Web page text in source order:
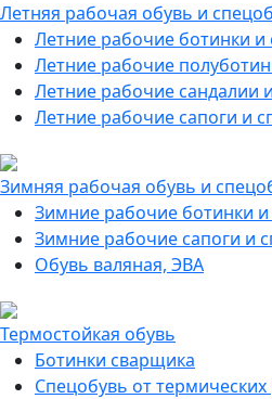
Летняя рабочая обувь и
Летние рабочие ботинки и
Летние рабочие
Летние рабочие сандалии
Летние рабочие сапоги и
Зимняя рабочая обувь и
Зимние рабочие ботинки и
Зимние рабочие сапоги и
Обувь валяная, ЭВА
Термостойкая обувь
Ботинки сварщика
Спецобувь от термических